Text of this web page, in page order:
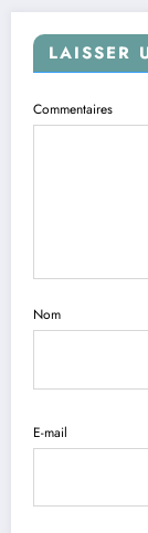
LAISSER
Commentaires
Nom
E-mail